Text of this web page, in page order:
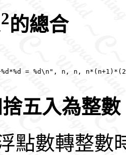
2的總合
= %d\n", n, n,
五入為整數
點數轉整數